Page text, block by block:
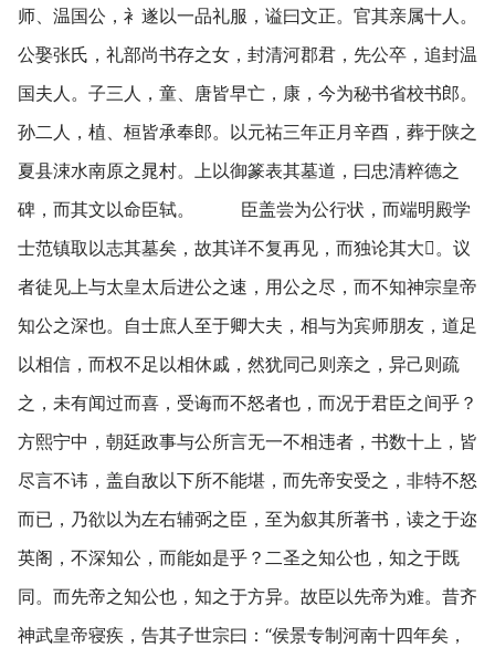
师、温国公，衤遂以一品礼服，谥曰文正。官其亲属十人。
公娶张氏，礼部尚书存之女，封清河郡君，先公卒，追封温
国夫人。子三人，童、唐皆早亡，康，今为秘书省校书郎。
孙二人，植、桓皆承奉郎。以元祐三年正月辛酉，葬于陕之
夏县涑水南原之晁村。上以御篆表其墓道，曰忠清粹德之
碑，而其文以命臣轼。 臣盖尝为公行状，而端明殿学
士范镇取以志其墓矣，故其详不复再见，而独论其大。议
者徒见上与太皇太后进公之速，用公之尽，而不知神宗皇帝
知公之深也。自士庶人至于卿大夫，相与为宾师朋友，道足
以相信，而权不足以相休戚，然犹同己则亲之，异己则疏
之，未有闻过而喜，受诲而不怒者也，而况于君臣之间乎？
方熙宁中，朝廷政事与公所言无一不相违者，书数十上，皆
尽言不讳，盖自敌以下所不能堪，而先帝安受之，非特不怒
而已，乃欲以为左右辅弼之臣，至为叙其所著书，读之于迩
英阁，不深知公，而能如是乎？二圣之知公也，知之于既
同。而先帝之知公也，知之于方异。故臣以先帝为难。昔齐
神武皇帝寝疾，告其子世宗曰：“侯景专制河南十四年矣，